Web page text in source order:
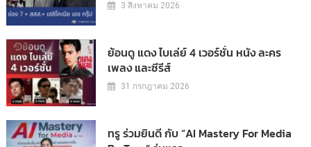
3 สิงหาคม 2026
ย้อนดู แดง ไบเล่ย์ 4 เวอร์ชั่น หนัง ละคร
เพลง และซีรีส์
31 กรกฎาคม 2026
ทรู ร่วมยินดี กับ “AI Mastery For Media